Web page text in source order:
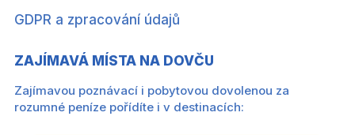
GDPR a zpracování údajů
ZAJÍMAVÁ MÍSTA NA DOVČU
Zajímavou poznávací i pobytovou dovolenou za
rozumné peníze pořídíte i v destinacích: